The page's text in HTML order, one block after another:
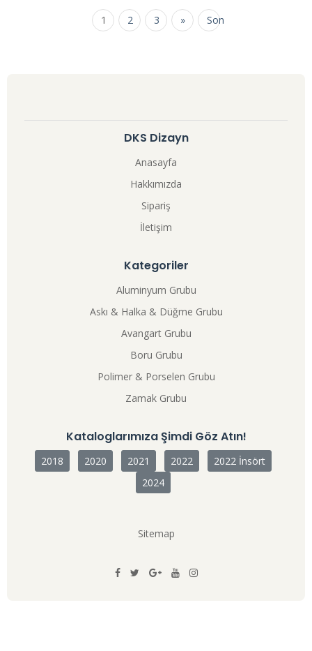
1 2 3 » Son
DKS Dizayn
Anasayfa
Hakkımızda
Sipariş
İletişim
Kategoriler
Aluminyum Grubu
Askı & Halka & Düğme Grubu
Avangart Grubu
Boru Grubu
Polimer & Porselen Grubu
Zamak Grubu
Kataloglarımıza Şimdi Göz Atın!
2018 2020 2021 2022
2022 İnsört
2024
Sitemap